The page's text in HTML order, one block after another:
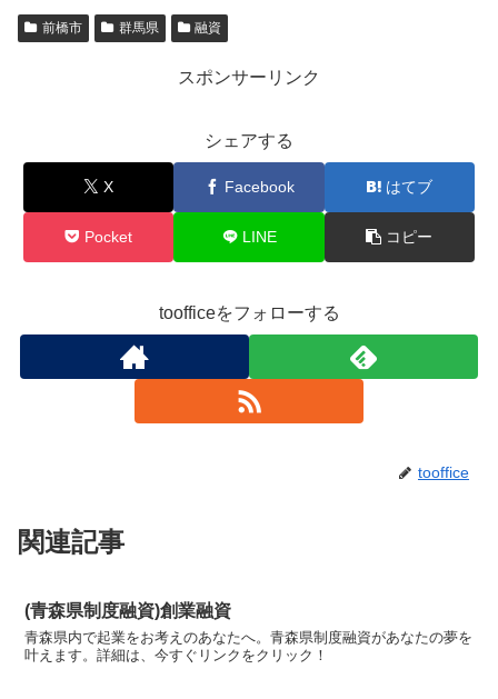
前橋市 群馬県 融資
スポンサーリンク
シェアする
X Facebook はてブ
Pocket LINE コピー
toofficeをフォローする
tooffice
関連記事
(青森県制度融資)創業融資
青森県内で起業をお考えのあなたへ。青森県制度融資があなたの夢を
叶えます。詳細は、今すぐリンクをクリック！